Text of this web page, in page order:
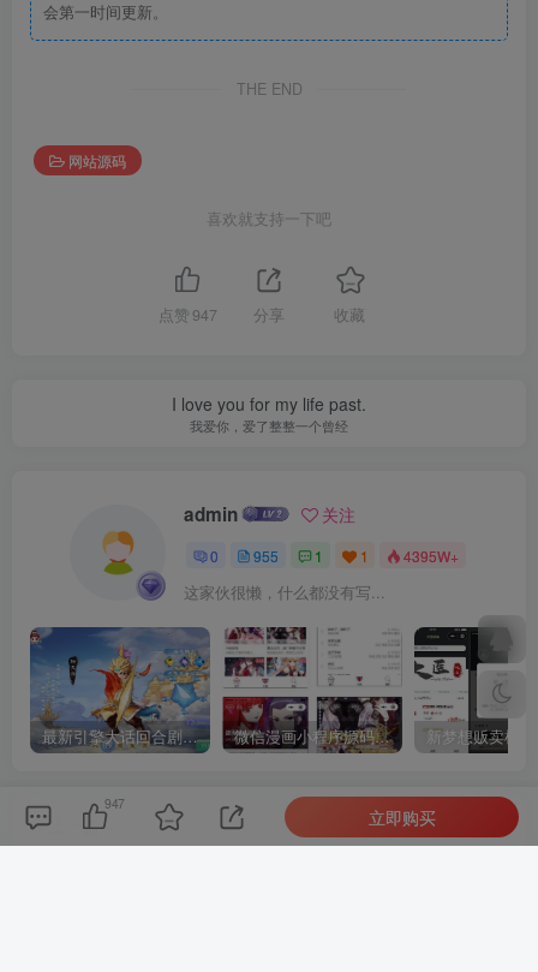
会第一时间更新。
THE END
网站源码
喜欢就支持一下吧
点赞 947 分享 收藏
I love you for my life past.
我爱你，爱了整整一个曾经
admin 关注
0 955 1 1 4395W+
这家伙很懒，什么都没有写...
最新引擎大话回合剧情闯关手游【大话回合之缥缈西游内丹版小熊修复版第二季】GM总运营管理后台安卓苹果IOS双端版本 微信漫画小程序源码全开源商业版
上一篇
947
立即购买